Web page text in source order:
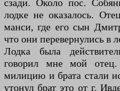
сзади. Около пос.
лодке не оказалось.
манси, где его сын
что они перевернулись в
Лодка была
говорил мне мой
милицию и брата стали
утонул брат это от г.